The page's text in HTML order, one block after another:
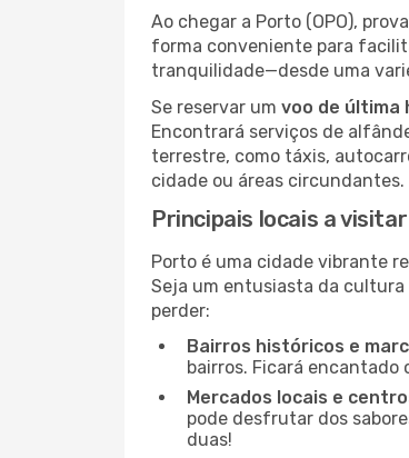
Ao chegar a Porto (OPO),
forma conveniente para
tranquilidade—desde uma
Se reservar um voo de última
Encontrará serviços de
terrestre, como táxis,
cidade ou áreas circundantes.
Principais locais a
Porto é uma cidade vibrante
Seja um entusiasta da cultura
perder:
Bairros históricos e
bairros. Ficará
Mercados locais e
pode desfrutar dos
duas!